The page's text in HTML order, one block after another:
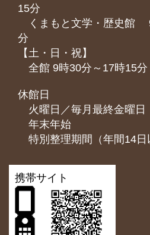
15分
くまもと⽂学・歴史館
分
【土・日・祝】
全館 9時30分～17時15分
休館日
火曜日／毎月最終金曜日
年末年始
特別整理期間（年間14日
携帯サイト